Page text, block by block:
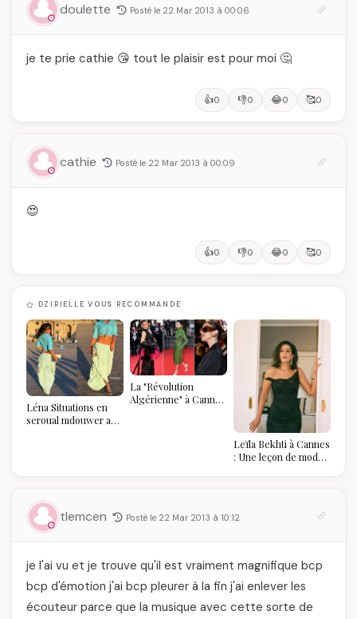
doulette Posté le 22 Mar 2013 à 00:06
je te prie cathie 😘 tout le plaisir est pour moi 🤔
👍0 👎0 😂0 🥰0
cathie Posté le 22 Mar 2013 à 00:09
😍
👍0 👎0 😂0 🥰0
DZIRIELLE VOUS RECOMMANDE
Léna Situations en
seroual mdouwer au
La "Révolution
Algérienne" à Cannes
Leïla Bekhti à Cannes
: Une leçon de mode
tlemcen Posté le 22 Mar 2013 à 10:12
je l'ai vu et je trouve qu'il est vraiment magnifique bcp
bcp d'émotion j'ai bcp pleurer à la fin j'ai enlever les
écouteur parce que la musique avec cette sorte de